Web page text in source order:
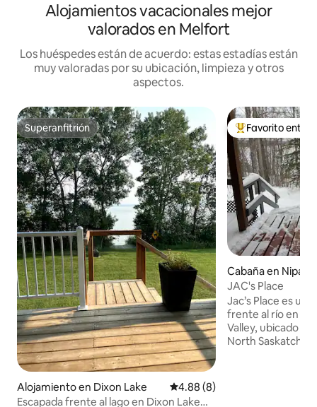
Alojamientos vacacionales mejor
valorados en Melfort
Los huéspedes están de acuerdo: estas estadías están
muy valoradas por su ubicación, limpieza y otros
aspectos.
Superanfitrión
Superanfitrión
Alojamiento en Dixon Lake Calificación promedio: 4.88
4.88 (8)
Escapada frente al lago en Dixon Lake
Favorito entre
Favorito entre
Cabaña en
JAC's Place
Jac’s Place es
frente al río en el
Valley, ubicado a
North